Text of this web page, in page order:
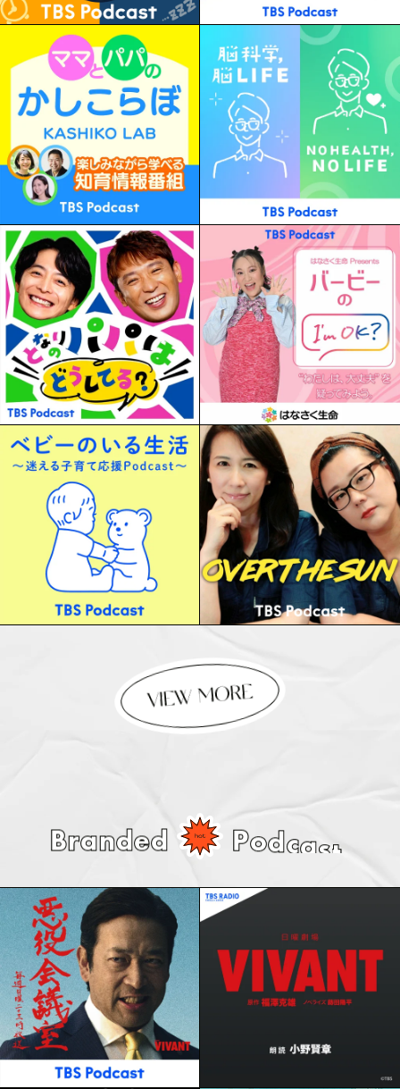
Branded Podcast